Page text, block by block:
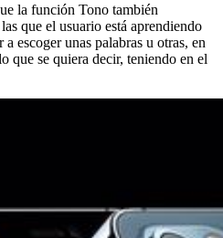
la función Tono también
que el usuario está aprendiendo
escoger unas palabras u otras, en
que se quiera decir, teniendo en el